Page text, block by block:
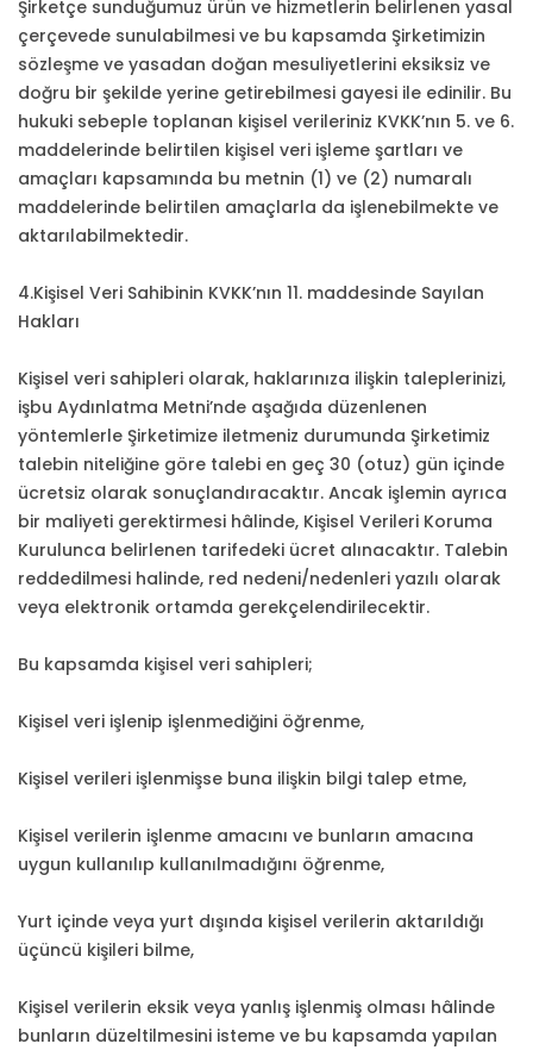
Şirketçe sunduğumuz ürün ve hizmetlerin belirlenen yasal
çerçevede sunulabilmesi ve bu kapsamda Şirketimizin
sözleşme ve yasadan doğan mesuliyetlerini eksiksiz ve
doğru bir şekilde yerine getirebilmesi gayesi ile edinilir. Bu
hukuki sebeple toplanan kişisel verileriniz KVKK’nın 5. ve 6.
maddelerinde belirtilen kişisel veri işleme şartları ve
amaçları kapsamında bu metnin (1) ve (2) numaralı
maddelerinde belirtilen amaçlarla da işlenebilmekte ve
aktarılabilmektedir.
4.Kişisel Veri Sahibinin KVKK’nın 11. maddesinde Sayılan
Hakları
Kişisel veri sahipleri olarak, haklarınıza ilişkin taleplerinizi,
işbu Aydınlatma Metni’nde aşağıda düzenlenen
yöntemlerle Şirketimize iletmeniz durumunda Şirketimiz
talebin niteliğine göre talebi en geç 30 (otuz) gün içinde
ücretsiz olarak sonuçlandıracaktır. Ancak işlemin ayrıca
bir maliyeti gerektirmesi hâlinde, Kişisel Verileri Koruma
Kurulunca belirlenen tarifedeki ücret alınacaktır. Talebin
reddedilmesi halinde, red nedeni/nedenleri yazılı olarak
veya elektronik ortamda gerekçelendirilecektir.
Bu kapsamda kişisel veri sahipleri;
Kişisel veri işlenip işlenmediğini öğrenme,
Kişisel verileri işlenmişse buna ilişkin bilgi talep etme,
Kişisel verilerin işlenme amacını ve bunların amacına
uygun kullanılıp kullanılmadığını öğrenme,
Yurt içinde veya yurt dışında kişisel verilerin aktarıldığı
üçüncü kişileri bilme,
Kişisel verilerin eksik veya yanlış işlenmiş olması hâlinde
bunların düzeltilmesini isteme ve bu kapsamda yapılan